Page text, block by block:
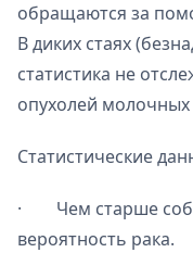
обращаются за
В диких стаях
статистика не
опухолей
Статистические
· Чем старше
вероятность рака.